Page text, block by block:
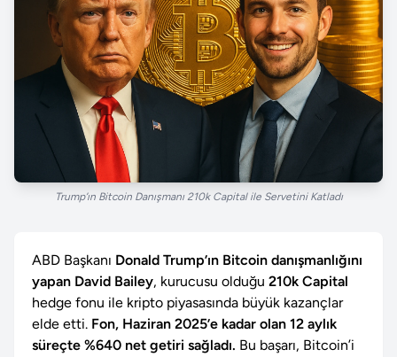
Trump’ın Bitcoin Danışmanı 210k Capital ile Servetini Katladı
ABD Başkanı Donald Trump’ın Bitcoin danışmanlığını
yapan David Bailey, kurucusu olduğu 210k Capital
hedge fonu ile kripto piyasasında büyük kazançlar
elde etti. Fon, Haziran 2025’e kadar olan 12 aylık
süreçte %640 net getiri sağladı. Bu başarı, Bitcoin’i